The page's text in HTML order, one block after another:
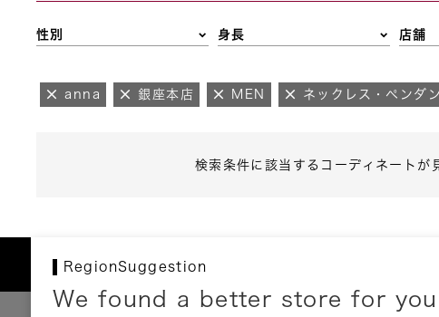
性別 身長 店舗
anna 銀座本店 MEN ネックレス・ペンダ
検索条件に該当するコーディネートが
RegionSuggestion
We found a better store for